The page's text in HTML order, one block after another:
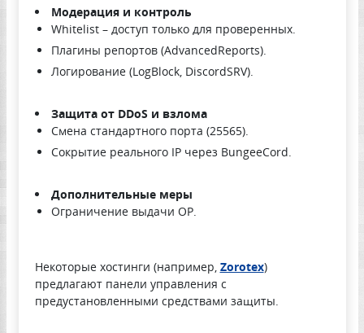
Модерация и контроль
Whitelist – доступ только для проверенных.
Плагины репортов (AdvancedReports).
Логирование (LogBlock, DiscordSRV).
Защита от DDoS и взлома
Смена стандартного порта (25565).
Сокрытие реального IP через BungeeCord.
Дополнительные меры
Ограничение выдачи OP.
Некоторые хостинги (например, Zorotex)
предлагают панели управления с
предустановленными средствами защиты.